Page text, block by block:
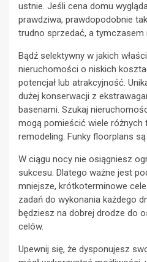
ustnie. Jeśli cena domu
prawdziwa, prawdopodobnie
trudno sprzedać, a
Bądź selektywny w jakich
nieruchomości o niskich
potencjał lub atrakcyjność.
dużej konserwacji z
basenami. Szukaj
mogą pomieścić wiele różnych
remodeling. Funky floorplans
W ciągu nocy nie osiągniesz
sukcesu. Dlatego ważne jest
mniejsze, krótkoterminowe
zadań do wykonania każdego
będziesz na dobrej drodze do
celów.
Upewnij się, że dysponujesz